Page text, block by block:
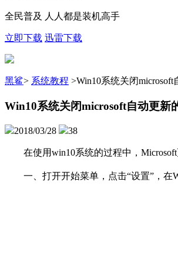
全民普及 人人都是装机高手
立即下载 迅雷下载
黑鲨> 系统教程 >Win10系统关闭
Win10系统关闭microsoft自动更新
2018/03/28 38
在使用win10系统的过程中，
一、打开开始菜单，点击“设置”，在